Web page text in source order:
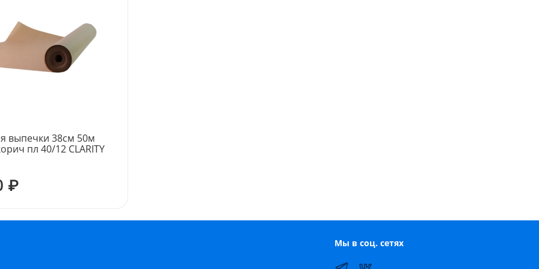
выпечки 38см 50м
пл 40/12 CLARITY
₽
Мы в соц. сетях